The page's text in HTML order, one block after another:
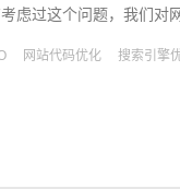
虑过这个问题，我们对
度则有利于用户体验度
网站代码优化 搜索引擎